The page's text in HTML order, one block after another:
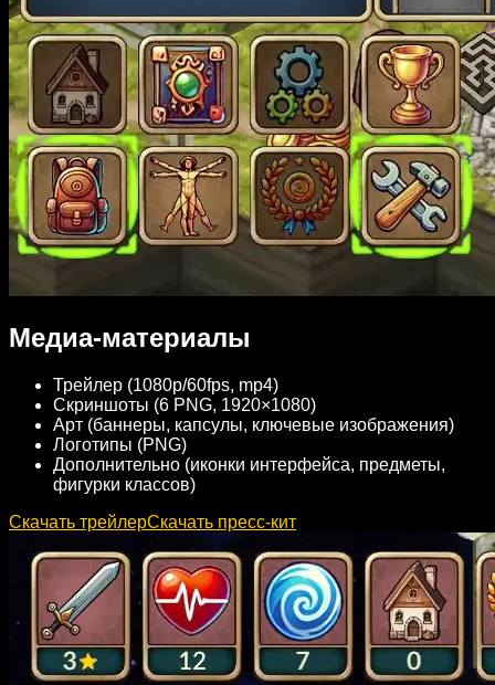
Медиа-материалы
Трейлер (1080p/60fps, mp4)
Скриншоты (6 PNG, 1920×1080)
Арт (баннеры, капсулы, ключевые изображения)
Логотипы (PNG)
Дополнительно (иконки интерфейса, предметы,
фигурки классов)
Скачать трейлерСкачать пресс-кит